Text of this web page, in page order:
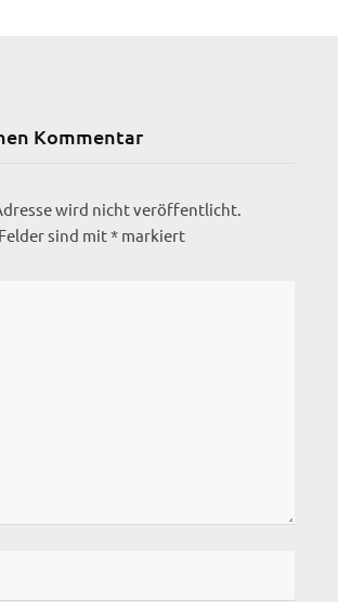
Kommentar
wird nicht veröffentlicht.
sind mit* markiert